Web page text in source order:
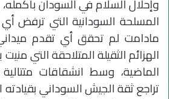
وإحلال السلام في السودان بأكمله،
المسلحة السودانية التي ترفض أي
مادامت لم تحقق أي تقدم
الهزائم الثقيلة المتلاحقة التي
الماضية، وسط انشقاقات
تراجع ثقة الجيش السوداني بقيادته